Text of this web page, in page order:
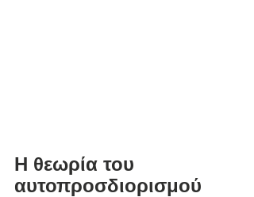
Η θεωρία του
αυτοπροσδιορισμού